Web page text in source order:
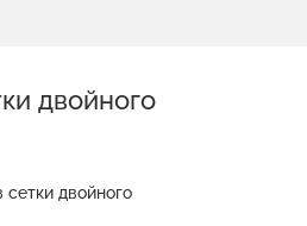
двойного
двойного